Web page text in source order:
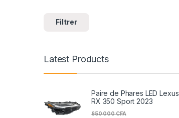
Filtrer
Latest Products
Paire de Phares LED Lexus
RX 350 Sport 2023
650 000CFA